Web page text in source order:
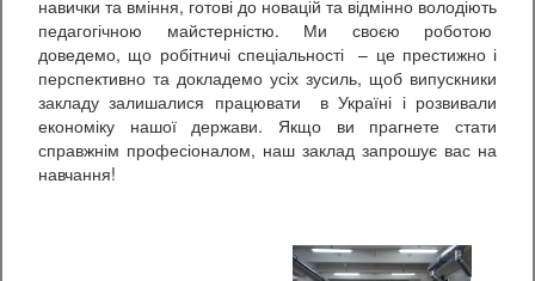
навички та вміння, готові до новацій та відмінно володіють
педагогічною майстерністю. Ми своєю роботою
доведемо, що робітничі спеціальності – це престижно і
перспективно та докладемо усіх зусиль, щоб випускники
закладу залишалися працювати в Україні і розвивали
економіку нашої держави. Якщо ви прагнете стати
справжнім професіоналом, наш заклад запрошує вас на
навчання!